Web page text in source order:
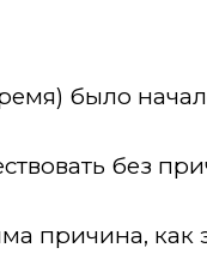
было
без
причина, как